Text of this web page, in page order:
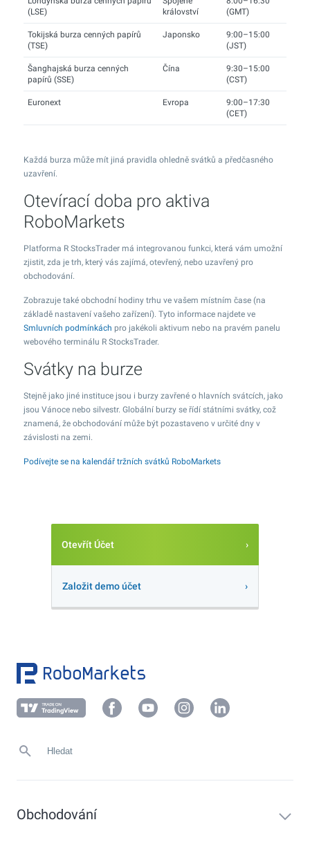
(LSE)
království
(GMT)
Tokijská burza cenných papírů
(TSE)
Japonsko
9:00–15:00
(JST)
Šanghajská burza cenných
papírů (SSE)
Čína
9:30–15:00
(CST)
Euronext Evropa
9:00–17:30
(CET)
Každá burza může mít jiná pravidla ohledně svátků a předčasného
uzavření.
Otevírací doba pro aktiva
RoboMarkets
Platforma R StocksTrader má integrovanou funkci, která vám umožní
zjistit, zda je trh, který vás zajímá, otevřený, nebo uzavřený pro
obchodování.
Zobrazuje také obchodní hodiny trhu ve vašem místním čase (na
základě nastavení vašeho zařízení). Tyto informace najdete ve
Smluvních podmínkách pro jakékoli aktivum nebo na pravém panelu
webového terminálu R StocksTrader.
Svátky na burze
Stejně jako jiné instituce jsou i burzy zavřené o hlavních svátcích, jako
jsou Vánoce nebo silvestr. Globální burzy se řídí státními svátky, což
znamená, že obchodování může být pozastaveno v určité dny v
závislosti na zemi.
Podívejte se na kalendář tržních svátků RoboMarkets
Otevřít Účet
Založit demo účet
Obchodování